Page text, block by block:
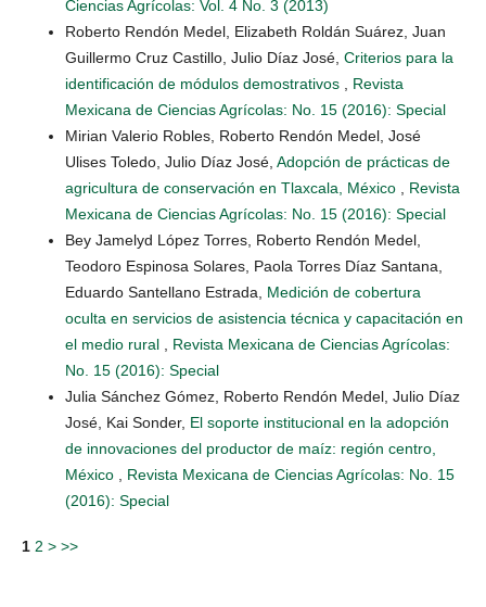
Ciencias Agrícolas: Vol. 4 No. 3 (2013)
Roberto Rendón Medel, Elizabeth Roldán Suárez, Juan
Guillermo Cruz Castillo, Julio Díaz José, Criterios para la
identificación de módulos demostrativos
Revista
Mexicana de Ciencias Agrícolas: No. 15 (2016): Special
Mirian Valerio Robles, Roberto Rendón Medel, José
Ulises Toledo, Julio Díaz José, Adopción de prácticas de
agricultura de conservación en Tlaxcala, México
Revista
Mexicana de Ciencias Agrícolas: No. 15 (2016): Special
Bey Jamelyd López Torres, Roberto Rendón Medel,
Teodoro Espinosa Solares, Paola Torres Díaz Santana,
Eduardo Santellano Estrada, Medición de cobertura
oculta en servicios de asistencia técnica y capacitación en
el medio rural
Revista Mexicana de Ciencias Agrícolas:
No. 15 (2016): Special
Julia Sánchez Gómez, Roberto Rendón Medel, Julio Díaz
José, Kai Sonder, El soporte institucional en la adopción
de innovaciones del productor de maíz: región centro,
México
Revista Mexicana de Ciencias Agrícolas: No. 15
(2016): Special
1 2 > >>